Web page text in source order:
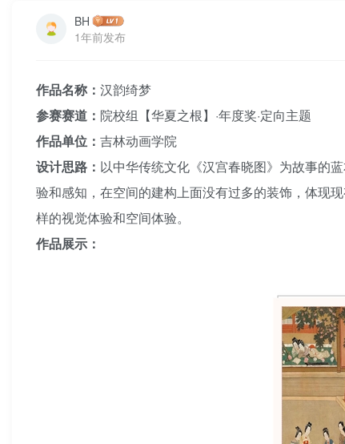
BH
1年前发布
作品名称： 汉韵绮梦
参赛赛道： 院校组【华夏之根】·年度奖·定向主题
作品单位： 吉林动画学院
设计思路： 以中华传统文化《汉宫春晓图》为故事的
验和感知，在空间的建构上面没有过多的装饰，体现
样的视觉体验和空间体验。
作品展示：